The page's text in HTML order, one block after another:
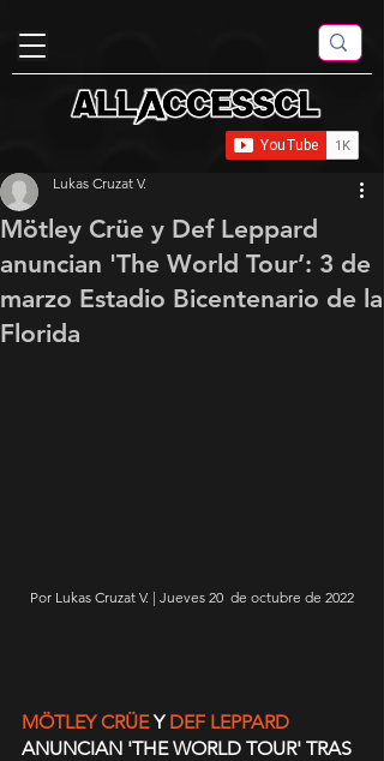
Mötley Crüe y Def Leppard
anuncian 'The World Tour’: 3 de
marzo Estadio Bicentenario de la
Florida
Lukas Cruzat V.
Por Lukas Cruzat V. | Jueves 20  de octubre de 2022
MÖTLEY CRÜE Y DEF LEPPARD
ANUNCIAN 'THE WORLD TOUR' TRAS